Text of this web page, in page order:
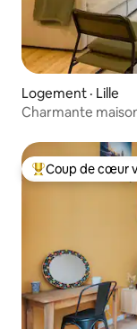
Logement · Lille
Charmante
Coup de cœur
Coup de cœur